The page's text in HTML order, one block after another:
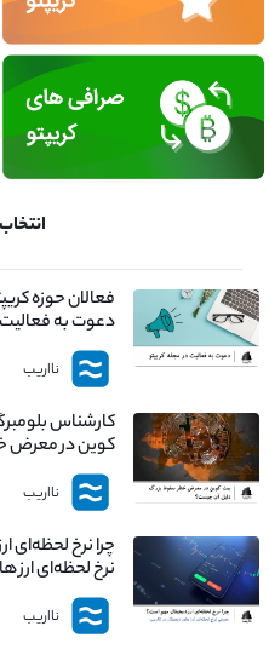
فعالان حوزه
دعوت به فعالیت
نااریب
کارشناس
کوین در معرض
چیست؟
نااریب
چرا نرخ
نرخ لحظه‌ای ارز
نااریب